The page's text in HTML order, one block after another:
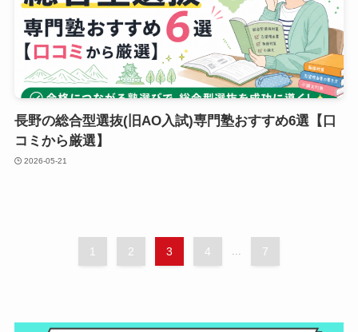
長野の総合型選抜(旧AO入試)専門塾おすすめ6選【口
コミから厳選】
2026-05-21
1 2 3 4 ... 7